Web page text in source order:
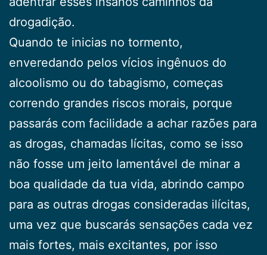
drogadição.
Quando te inicias no tormento,
enveredando pelos vícios ingênuos do
alcoolismo ou do tabagismo, começas
correndo grandes riscos morais, porque
passarás com facilidade a achar razões para
as drogas, chamadas lícitas, como se isso
não fosse um jeito lamentável de minar a
boa qualidade da tua vida, abrindo campo
para as outras drogas consideradas ilícitas,
uma vez que buscarás sensações cada vez
mais fortes, mais excitantes, por isso